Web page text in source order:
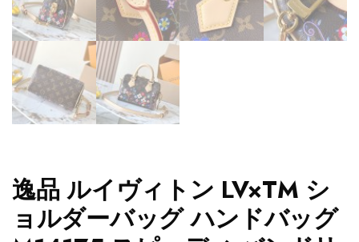
逸品 ルイヴィトン LV×TM シ
ョルダーバッグ ハンドバッグ